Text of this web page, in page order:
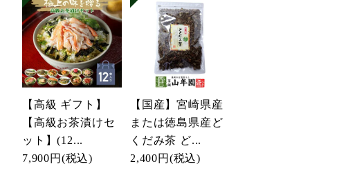
【高級 ギフト】
【高級お茶漬けセ
ット】(12...
7,900円 (税込)
【国産】宮崎県産
または徳島県産ど
くだみ茶 ど...
2,400円 (税込)